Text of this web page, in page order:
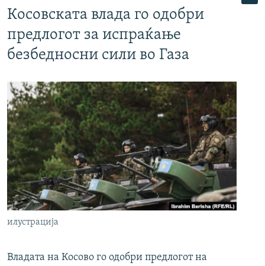
Косовската влада го одобри
предлогот за испраќање
безбедносни сили во Газа
илустрација
Владата на Косово го одобри предлогот на